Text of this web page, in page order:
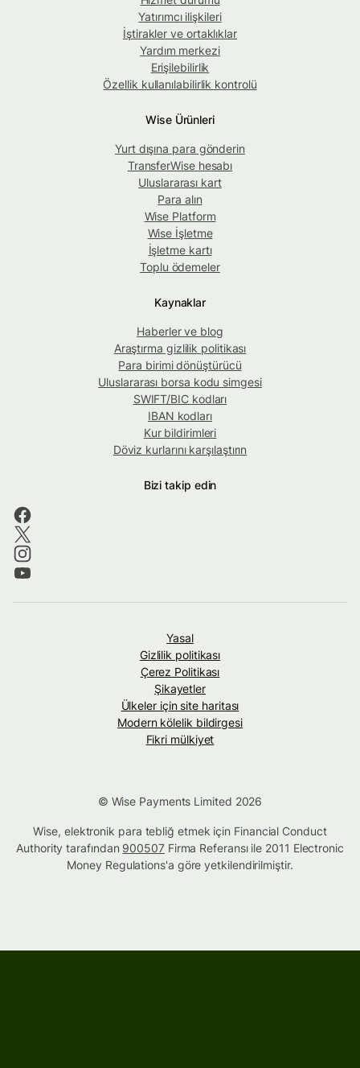
Yatırımcı ilişkileri
İştirakler ve ortaklıklar
Yardım merkezi
Erişilebilirlik
Özellik kullanılabilirlik kontrolü
Wise Ürünleri
Yurt dışına para gönderin
TransferWise hesabı
Uluslararası kart
Para alın
Wise Platform
Wise İşletme
İşletme kartı
Toplu ödemeler
Kaynaklar
Haberler ve blog
Araştırma gizlilik politikası
Para birimi dönüştürücü
Uluslararası borsa kodu simgesi
SWIFT/BIC kodları
IBAN kodları
Kur bildirimleri
Döviz kurlarını karşılaştırın
Bizi takip edin
Yasal
Gizlilik politikası
Çerez Politikası
Şikayetler
Ülkeler için site haritası
Modern kölelik bildirgesi
Fikri mülkiyet
© Wise Payments Limited 2026
Wise, elektronik para tebliğ etmek için Financial Conduct
Authority tarafından 900507Firma Referansı ile 2011 Electronic
Money Regulations'a göre yetkilendirilmiştir.